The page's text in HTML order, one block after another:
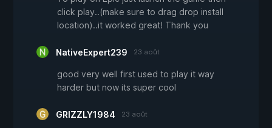
click play..(make sure to drag drop install
location)..it worked great! Thank you
NativeExpert239 23 août
good very well first used to play it way
harder but now its super cool
GRIZZLY1984 23 août